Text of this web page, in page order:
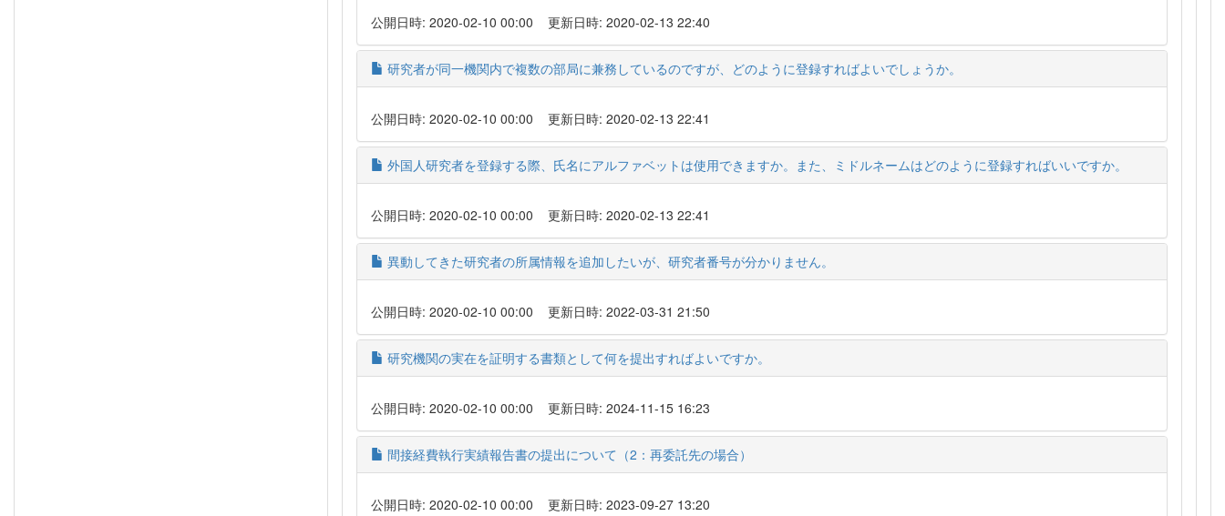
公開日時: 2020-02-10 00:00 更新日時: 2020-02-13 22:40
研究者が同一機関内で複数の部局に兼務しているのですが、どのように登録すればよいでしょうか。
公開日時: 2020-02-10 00:00 更新日時: 2020-02-13 22:41
外国人研究者を登録する際、氏名にアルファベットは使用できますか。また、ミドルネームはどのように登録すればいいですか。
公開日時: 2020-02-10 00:00 更新日時: 2020-02-13 22:41
異動してきた研究者の所属情報を追加したいが、研究者番号が分かりません。
公開日時: 2020-02-10 00:00 更新日時: 2022-03-31 21:50
研究機関の実在を証明する書類として何を提出すればよいですか。
公開日時: 2020-02-10 00:00 更新日時: 2024-11-15 16:23
間接経費執行実績報告書の提出について（2：再委託先の場合）
公開日時: 2020-02-10 00:00 更新日時: 2023-09-27 13:20